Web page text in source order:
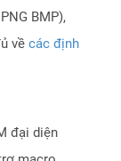
BMP),
về các định
đại diện